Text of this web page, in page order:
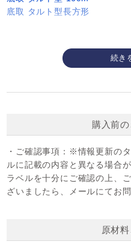
底取 タルト型長方形
購入前
・ご確認事項： ※情報更新の
ルに記載の内容と異なる場合
ラベルを十分にご確認の上、
ざいましたら、メールにてお
原材